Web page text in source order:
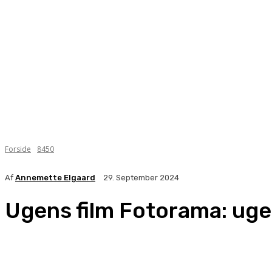
Forside 8450
Af Annemette Elgaard 29. September 2024
Ugens film Fotorama: